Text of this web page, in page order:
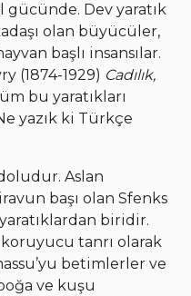
gücünde. Dev yaratık
olan büyücüler,
başlı insansılar.
(1874-1929) Cadılık,
bu yaratıkları
yazık ki Türkçe
Aslan
başı olan Sfenks
biridir.
koruyucu tanrı olarak
betimlerler ve
ve kuşu